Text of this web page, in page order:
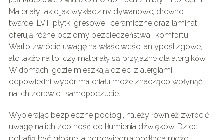
Materiały takie jak wykładziny dywanowe, drewno
twarde, LVT, płytki gresowe i ceramiczne oraz laminat
oferują różne poziomy bezpieczeństwa i komfortu.
Warto zwrócić uwagę na właściwości antypoślizgowe,
ale także na to, czy materiały są przyjazne dla alergików.
W domach, gdzie mieszkają dzieci z alergiami,
odpowiedni wybór materiału może znacząco wpłynąć
na ich zdrowie i samopoczucie.
Wybierając bezpieczne podłogi, należy również zwrócić
uwagę na ich zdolność do tłumienia dźwięków. Dzieci
potrafią być głośne, a odpowiednia podłoga może